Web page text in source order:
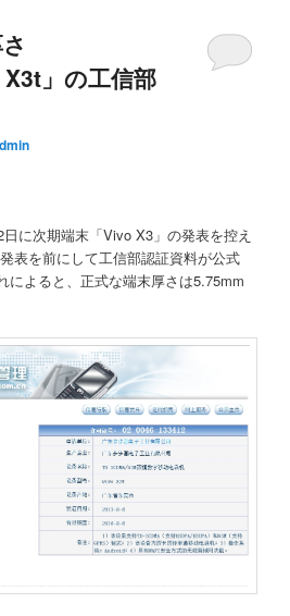
」の工信部
に次期端末「Vivo X3」の発表を控え
表を前にして工信部認証資料が公式
によると、正式な端末厚さは5.75mm